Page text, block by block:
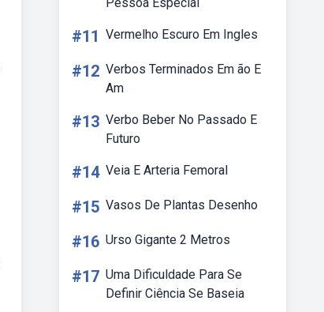
#11 Vermelho Escuro Em Ingles
#12 Verbos Terminados Em ão E
Am
#13 Verbo Beber No Passado E
Futuro
#14 Veia E Arteria Femoral
#15 Vasos De Plantas Desenho
#16 Urso Gigante 2 Metros
#17 Uma Dificuldade Para Se
Definir Ciência Se Baseia